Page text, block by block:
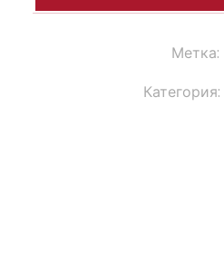
Категория:
Метка: